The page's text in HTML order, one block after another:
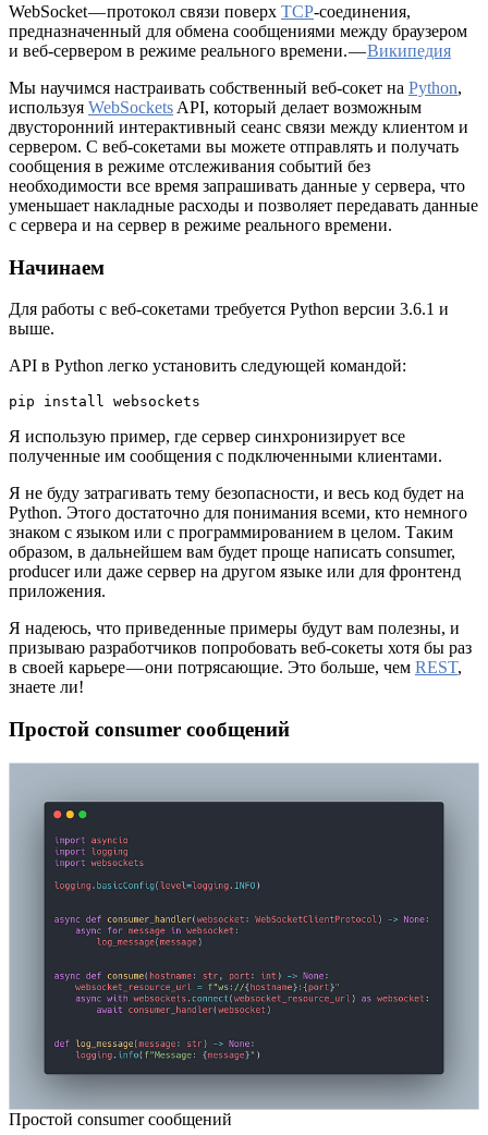
WebSocket — протокол связи поверх TCP-соединения,
предназначенный для обмена сообщениями между браузером
и веб-сервером в режиме реального времени. —Википедия
Мы научимся настраивать собственный веб-сокет на Python,
используя WebSockets API, который делает возможным
двусторонний интерактивный сеанс связи между клиентом и
сервером. С веб-сокетами вы можете отправлять и получать
сообщения в режиме отслеживания событий без
необходимости все время запрашивать данные у сервера, что
уменьшает накладные расходы и позволяет передавать данные
с сервера и на сервер в режиме реального времени.
Начинаем
Для работы с веб-сокетами требуется Python версии 3.6.1 и
выше.
API в Python легко установить следующей командой:
pip install websockets
Я использую пример, где сервер синхронизирует все
полученные им сообщения с подключенными клиентами.
Я не буду затрагивать тему безопасности, и весь код будет на
Python. Этого достаточно для понимания всеми, кто немного
знаком с языком или с программированием в целом. Таким
образом, в дальнейшем вам будет проще написать consumer,
producer или даже сервер на другом языке или для фронтенд
приложения.
Я надеюсь, что приведенные примеры будут вам полезны, и
призываю разработчиков попробовать веб-сокеты хотя бы раз
в своей карьере — они потрясающие. Это больше, чем REST,
знаете ли!
Простой consumer сообщений
Простой consumer сообщений